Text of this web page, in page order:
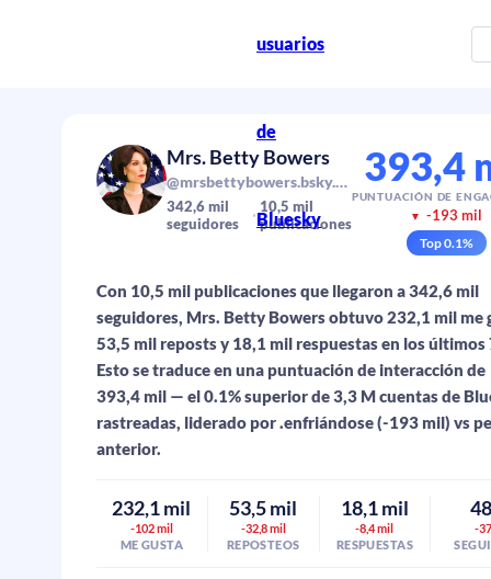
usuarios
de
Bluesky
Mrs. Betty Bowers
@mrsbettybowers.bsky.social
342,6 mil
seguidores
10,5 mil
publicaciones
393,4
PUNTUACIÓN DE
▼ -193 mil
Top0.1%
Con 10,5 mil publicaciones que llegaron a 342,6 mil
seguidores, Mrs. Betty Bowers obtuvo 232,1 mil me
53,5 mil reposts y 18,1 mil respuestas en los últimos
Esto se traduce en una puntuación de interacción de
393,4 mil — el 0.1% superior de 3,3 M cuentas de
rastreadas, liderado por .enfriándose (-193 mil) vs
anterior.
232,1 mil
-102 mil
ME GUSTA
53,5 mil
-32,8 mil
REPOSTEOS
18,1 mil
-8,4 mil
RESPUESTAS
-